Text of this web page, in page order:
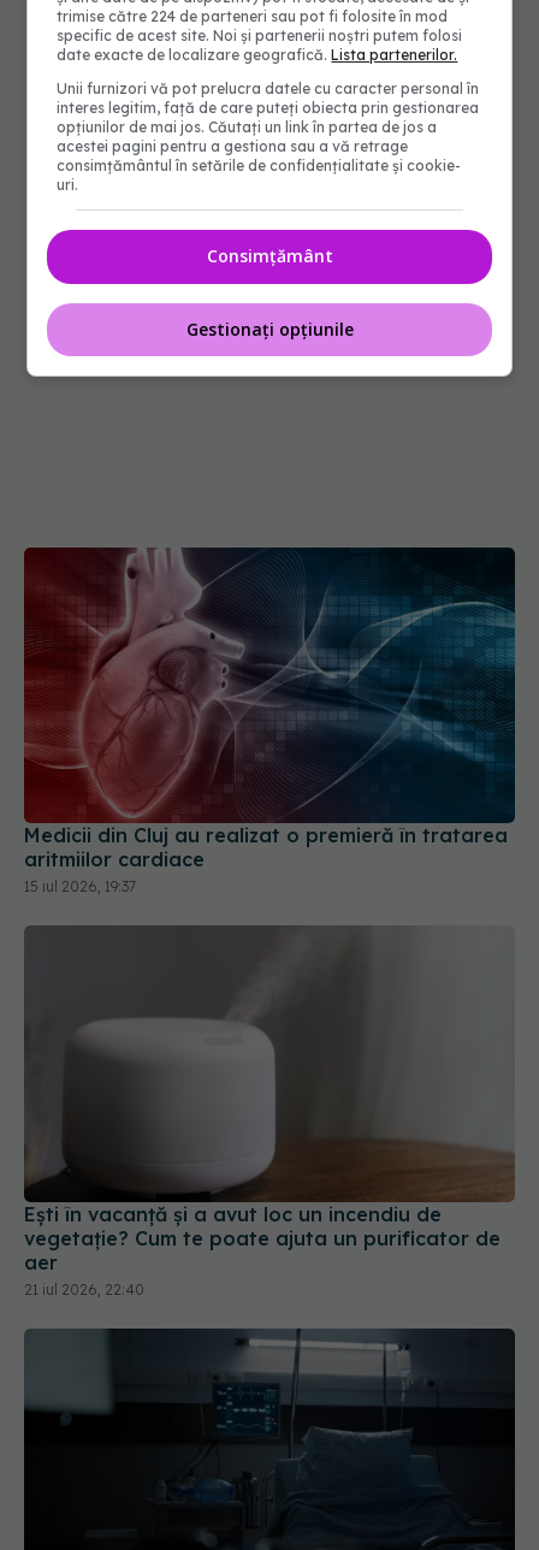
Medicii din Cluj au realizat o premieră în tratarea
aritmiilor cardiace
15 iul 2026, 19:37
Ești în vacanță și a avut loc un incendiu de
vegetație? Cum te poate ajuta un purificator de
aer
21 iul 2026, 22:40
trimise către 224 de parteneri sau pot fi folosite în mod
specific de acest site. Noi și partenerii noștri putem folosi
date exacte de localizare geografică.Lista partenerilor.
Unii furnizori vă pot prelucra datele cu caracter personal în
interes legitim, față de care puteți obiecta prin gestionarea
opțiunilor de mai jos. Căutați un link în partea de jos a
acestei pagini pentru a gestiona sau a vă retrage
consimțământul în setările de confidențialitate și cookie-
uri.
Consimțământ
Gestionați opțiunile